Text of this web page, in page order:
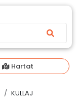
Hartat
KULLAJ